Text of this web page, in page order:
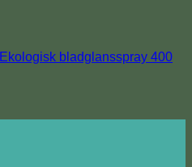
bladglansspray 400